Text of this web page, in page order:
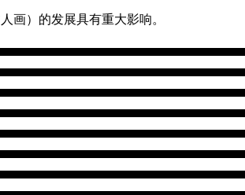
画）的发展具有重大影响。